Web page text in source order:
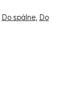
Do spálne, Do